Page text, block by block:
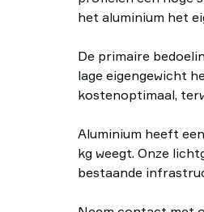
het aluminium het
De primaire
lage eigengewicht
kostenoptimaal,
Aluminium heeft
kg weegt. Onze
bestaande